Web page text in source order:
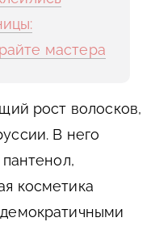
мастера
рост волосков,
В него
пантенол,
косметика